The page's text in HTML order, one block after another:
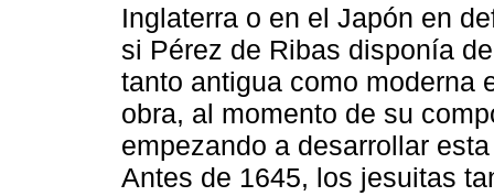
Inglaterra o en el Japón en
si Pérez de Ribas disponía
tanto antigua como moderna
obra, al momento de su
empezando a desarrollar
Antes de 1645, los jesuitas